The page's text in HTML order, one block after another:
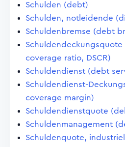
Schulden (debt)
Schulden, notleidende
Schuldenbremse (debt
coverage ratio, DSCR)
Schuldendienst (debt
Schuldendienst-
coverage margin)
Schuldendienstquote
Schuldenmanagement
Schuldenquote,